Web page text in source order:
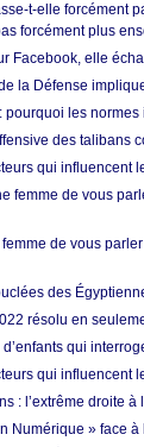
t-elle forcément
forcément plus
Facebook, elle
la Défense
pourquoi les
des talibans
qui influencent
femme de vous
de vous
des
résolu en
qui
qui influencent
: l’extrême droite à
Numérique » face